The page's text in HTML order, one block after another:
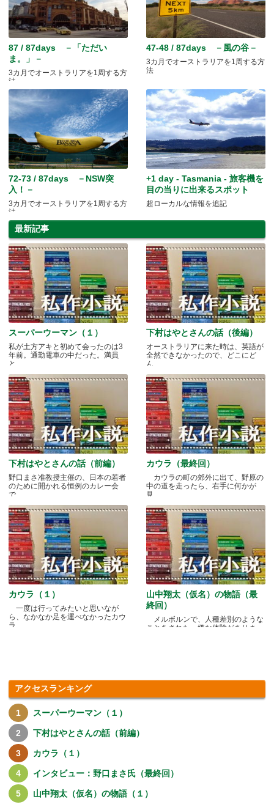
87 / 87days －「ただい
ま。」－
3カ月でオーストラリアを1周する方
法
47-48 / 87days －風の谷－
3カ月でオーストラリアを1周する方
法
72-73 / 87days －NSW突
入！－
3カ月でオーストラリアを1周する方
法
+1 day - Tasmania - 旅客機を
目の当りに出来るスポット
超ローカルな情報を追記
最新記事
スーパーウーマン（１）
私が土方アキと初めて会ったのは3
年前。通勤電車の中だった。満員
と.....
下村はやとさんの話（後編）
オーストラリアに来た時は、英語が
全然できなかったので、どこにど
ん.....
下村はやとさんの話（前編）
野口まさ准教授主催の、日本の若者
のために開かれる恒例のカレー会
で.....
カウラ（最終回）
カウラの町の郊外に出て、野原の
中の道を走ったら、右手に何かが
見.....
カウラ（１）
一度は行ってみたいと思いなが
ら、なかなか足を運べなかったカウ
ラ.....
山中翔太（仮名）の物語（最
終回）
メルボルンで、人種差別のような
ことをされた、嫌な体験がありま
アクセスランキング
スーパーウーマン（１）
下村はやとさんの話（前編）
カウラ（１）
インタビュー：野口まさ氏（最終回）
山中翔太（仮名）の物語（１）